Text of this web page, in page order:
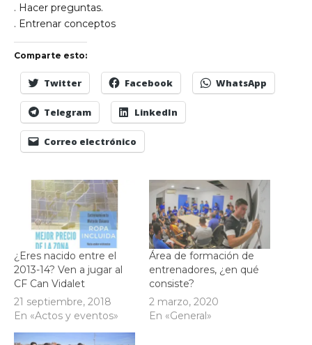
. Hacer preguntas.
. Entrenar conceptos
Comparte esto:
Twitter Facebook WhatsApp
Telegram LinkedIn
Correo electrónico
¿Eres nacido entre el
2013-14? Ven a jugar al
CF Can Vidalet
21 septiembre, 2018
En «Actos y eventos»
Área de formación de
entrenadores, ¿en qué
consiste?
2 marzo, 2020
En «General»